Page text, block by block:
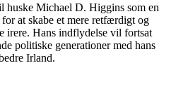
huske Michael D. Higgins som en
at skabe et mere retfærdigt og
irere. Hans indflydelse vil fortsat
politiske generationer med hans
Irland.